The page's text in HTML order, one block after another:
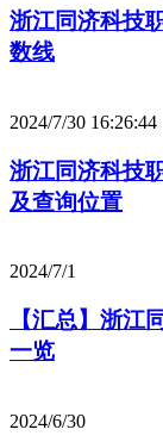
浙江同济科技
数线
2024/7/30 16:26:44
浙江同济科技
及查询位置
2024/7/1
【汇总】浙江
一览
2024/6/30